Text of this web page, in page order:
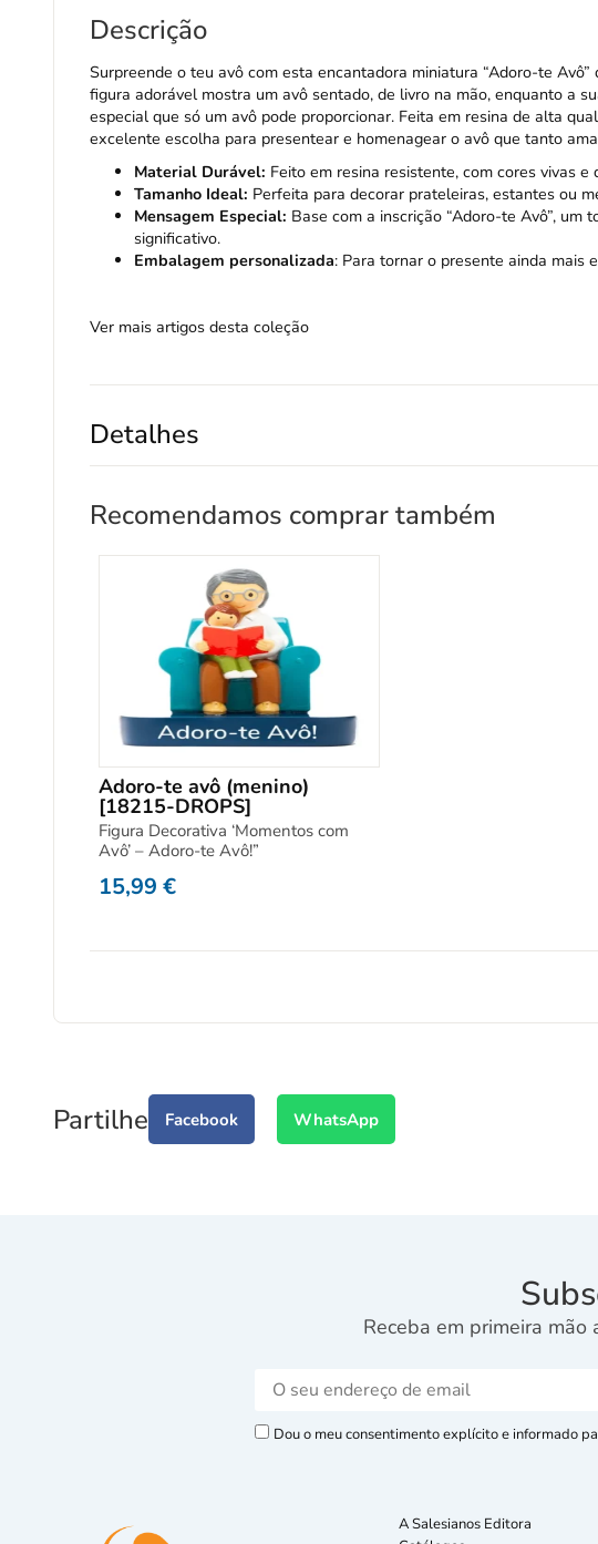
Descrição
Surpreende o teu avô com esta encantadora miniatura “Adoro-te
figura adorável mostra um avô sentado, de livro na mão, enquanto a
especial que só um avô pode proporcionar. Feita em resina de alta
excelente escolha para presentear e homenagear o avô que tanto
Material Durável: Feito em resina resistente, com cores vivas
Tamanho Ideal: Perfeita para decorar prateleiras, estantes ou
Mensagem Especial: Base com a inscrição “Adoro-te Avô”,
significativo.
Embalagem personalizada: Para tornar o presente ainda mais
Ver mais artigos desta coleção
Detalhes
Recomendamos comprar também
Adoro-te avô (menino)
[18215-DROPS]
Figura Decorativa ‘Momentos com
Avô’ – Adoro-te Avô!”
15,99 €
Partilhe Facebook WhatsApp
Receba em primeira mão
Dou o meu consentimento explícito e informado
A Salesianos Editora